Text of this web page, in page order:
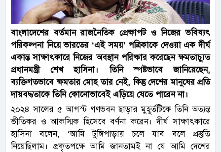
বাংলাদেশের বর্তমান রাজনৈতিক প্রেক্ষাপট ও নিজের ভবিষ্যৎ
পরিকল্পনা নিয়ে ভারতের ‘এই সময়’ পত্রিকাকে দেওয়া এক দীর্ঘ
একান্ত সাক্ষাৎকারে নিজের অবস্থান পরিষ্কার করেছেন ক্ষমতাচ্যুত
প্রধানমন্ত্রী শেখ হাসিনা। তিনি স্পষ্টভাবে জানিয়েছেন,
ব্যক্তিগতভাবে ক্ষমতার মোহ তার নেই, কিন্তু দেশের মানুষের প্রতি
দায়বদ্ধতাকে তিনি কোনোভাবেই এড়িয়ে যেতে পারেন না।
২০২৪ সালের ৫ আগস্ট গণভবন ছাড়ার মুহূর্তটিকে তিনি অত্যন্ত
ভীতিকর ও আকস্মিক হিসেবে বর্ণনা করেন। দীর্ঘ সাক্ষাৎকারে
হাসিনা বলেন, ‘আমি টুঙ্গিপাড়ায় চলে যাব বলে প্রস্তুতি
নিয়েছিলাম। প্রকৃতপক্ষে আমি জানতামই না যে আমি দেশের